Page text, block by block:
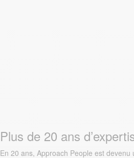
Plus de 20 ans
En 20 ans, Approach People est